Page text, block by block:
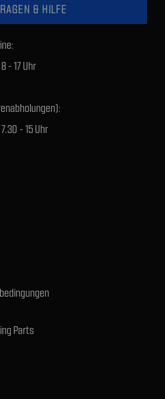
& HILFE
- 17 Uhr
- 15 Uhr
Parts